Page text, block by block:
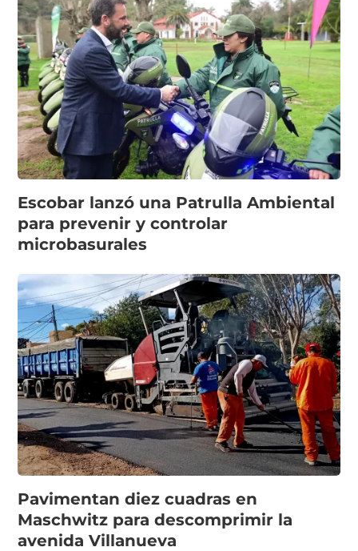
Escobar lanzó una Patrulla Ambiental
para prevenir y controlar
microbasurales
Pavimentan diez cuadras en
Maschwitz para descomprimir la
avenida Villanueva